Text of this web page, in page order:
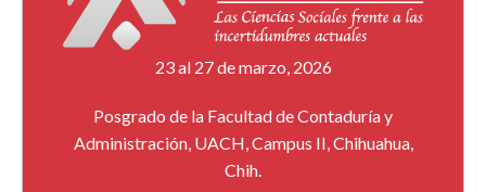
23 al 27 de marzo, 2026
Posgrado de la Facultad de Contaduría y
Administración, UACH, Campus II, Chihuahua,
Chih.